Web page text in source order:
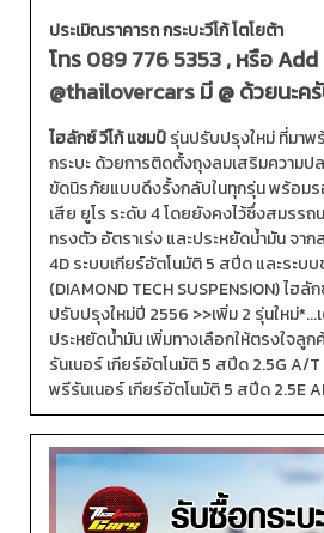
ประเมิณราคารถ กระบะวีโก้ โตโยต้า
โทร089 776 5353, หรือ Add
@thailovercarsมี @ ด้วยนะค
ไฮลักซ์ วีโก้ แชมป์รุ่นปรับปรุงใหม่ ที่มาพ
กระบะ ด้วยการติดตั้งถุงลมเสริมความ
ขัดนิรภัยแบบดึงรั้งกลับในทุกรุ่น พร้อม
เสีย ยูโร ระดับ 4 โดยยังคงไว้ซึ่งสมรรถ
ทรงตัว อัตราเร่ง และประหยัดน้ำมัน จา
4D ระบบเกียร์อัตโนมัติ 5 สปีด และระบบ
(DIAMOND TECH SUSPENSION) ไฮลั
ปรับปรุงใหม่ปี 2556 >>เพิ่ม 2 รุ่นใหม่
ประหยัดน้ำมัน เพิ่มทางเลือกให้ตรงใจลู
รันเนอร์ เกียร์อัตโนมัติ 5 สปีด 2.5G A/
พรีรันเนอร์ เกียร์อัตโนมัติ 5 สปีด 2.5E